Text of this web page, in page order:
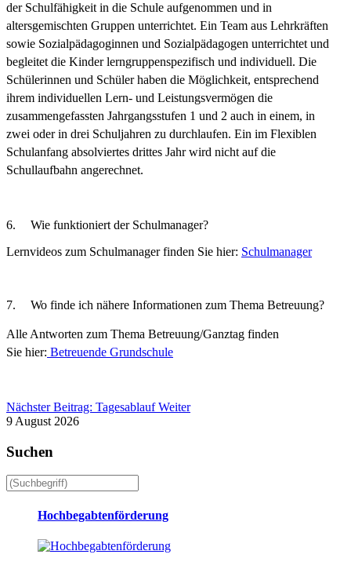
der Schulfähigkeit in die Schule aufgenommen und in
altersgemischten Gruppen unterrichtet. Ein Team aus Lehrkräften
sowie Sozialpädagoginnen und Sozialpädagogen unterrichtet und
begleitet die Kinder lerngruppenspezifisch und individuell. Die
Schülerinnen und Schüler haben die Möglichkeit, entsprechend
ihrem individuellen Lern- und Leistungsvermögen die
zusammengefassten Jahrgangsstufen 1 und 2 auch in einem, in
zwei oder in drei Schuljahren zu durchlaufen. Ein im Flexiblen
Schulanfang absolviertes drittes Jahr wird nicht auf die
Schullaufbahn angerechnet.
6.
Wie funktioniert der Schulmanager?
Lernvideos zum Schulmanager finden Sie hier: Schulmanager
7. Wo finde ich nähere Informationen zum Thema Betreuung?
Alle Antworten zum Thema Betreuung/Ganztag finden
Sie hier: Betreuende Grundschule
Nächster Beitrag: TagesablaufWeiter
9 August 2026
Suchen
Hochbegabtenförderung